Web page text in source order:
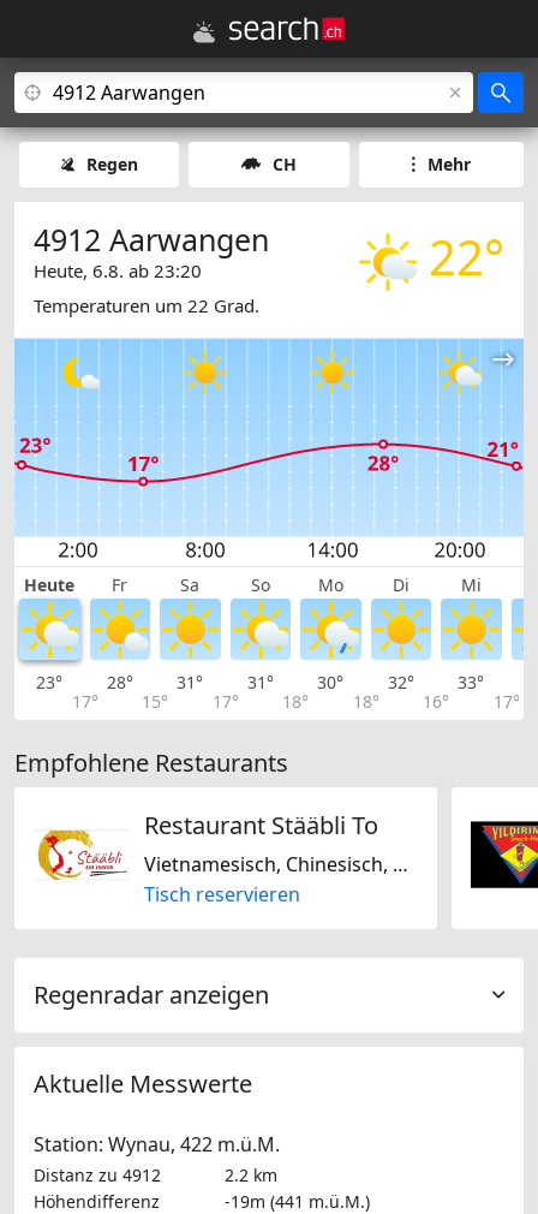
Regen CH Mehr
22°
4912 Aarwangen
Heute, 6.8. ab 23:20
Temperaturen um 22 Grad.
Heute Fr Sa So Mo Di Mi
23°
17°
28°
15°
31°
17°
31°
18°
30°
18°
32°
16°
33°
17°
Empfohlene Restaurants
Restaurant Stääbli To
Vietnamesisch, Chinesisch, Thailändisch
Tisch reservieren
Regenradar anzeigen
Aktuelle Messwerte
Station: Wynau, 422 m.ü.M.
Distanz zu 4912
2.2 km
Höhendifferenz
-19m (441 m.ü.M.)